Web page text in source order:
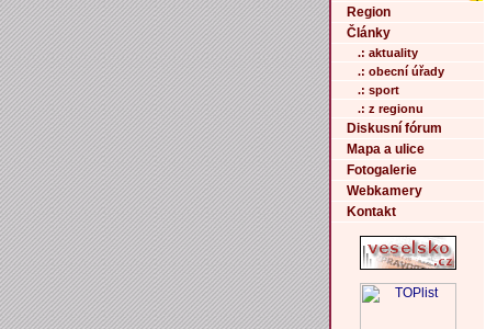
Region
Články
.: aktuality
.: obecní úřady
.: sport
.: z regionu
Diskusní fórum
Mapa a ulice
Fotogalerie
Webkamery
Kontakt